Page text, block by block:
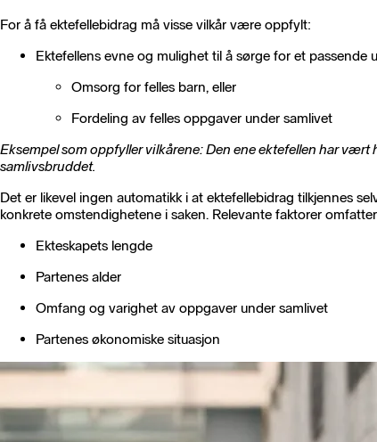
For å få ektefellebidrag må visse vilkår være oppfylt:
Ektefellens evne og mulighet til å sørge for et
Omsorg for felles barn, eller
Fordeling av felles oppgaver under samlivet
Eksempel som oppfyller vilkårene: Den ene ektefellen har
samlivsbruddet.
Det er likevel ingen automatikk i at ektefellebidrag tilkjennes
konkrete omstendighetene i saken. Relevante faktorer
Ekteskapets lengde
Partenes alder
Omfang og varighet av oppgaver under samlivet
Partenes økonomiske situasjon